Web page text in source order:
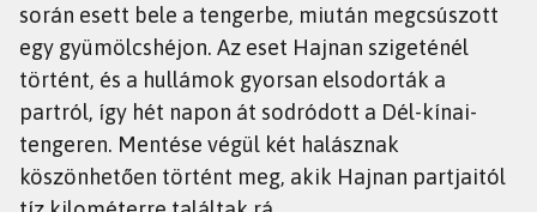
során esett bele a tengerbe, miután megcsúszott
egy gyümölcshéjon. Az eset Hajnan szigeténél
történt, és a hullámok gyorsan elsodorták a
partról, így hét napon át sodródott a Dél-kínai-
tengeren. Mentése végül két halásznak
köszönhetően történt meg, akik Hajnan partjaitól